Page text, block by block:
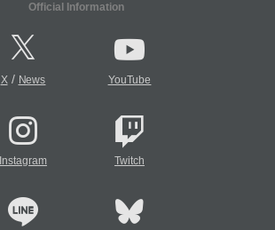
Official Information
X/ News YouTube
Instagram Twitch